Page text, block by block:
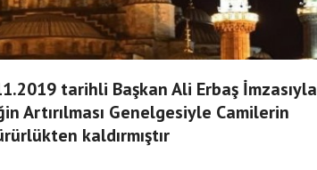
tarihli Başkan Ali Erbaş İmzasıyla
Artırılması Genelgesiyle Camilerin
kaldırmıştır